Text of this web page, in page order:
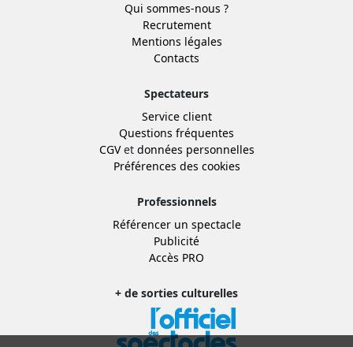
Qui sommes-nous ?
Recrutement
Mentions légales
Contacts
Spectateurs
Service client
Questions fréquentes
CGVet données personnelles
Préférences des cookies
Professionnels
Référencer un spectacle
Publicité
Accès PRO
+ de sorties culturelles